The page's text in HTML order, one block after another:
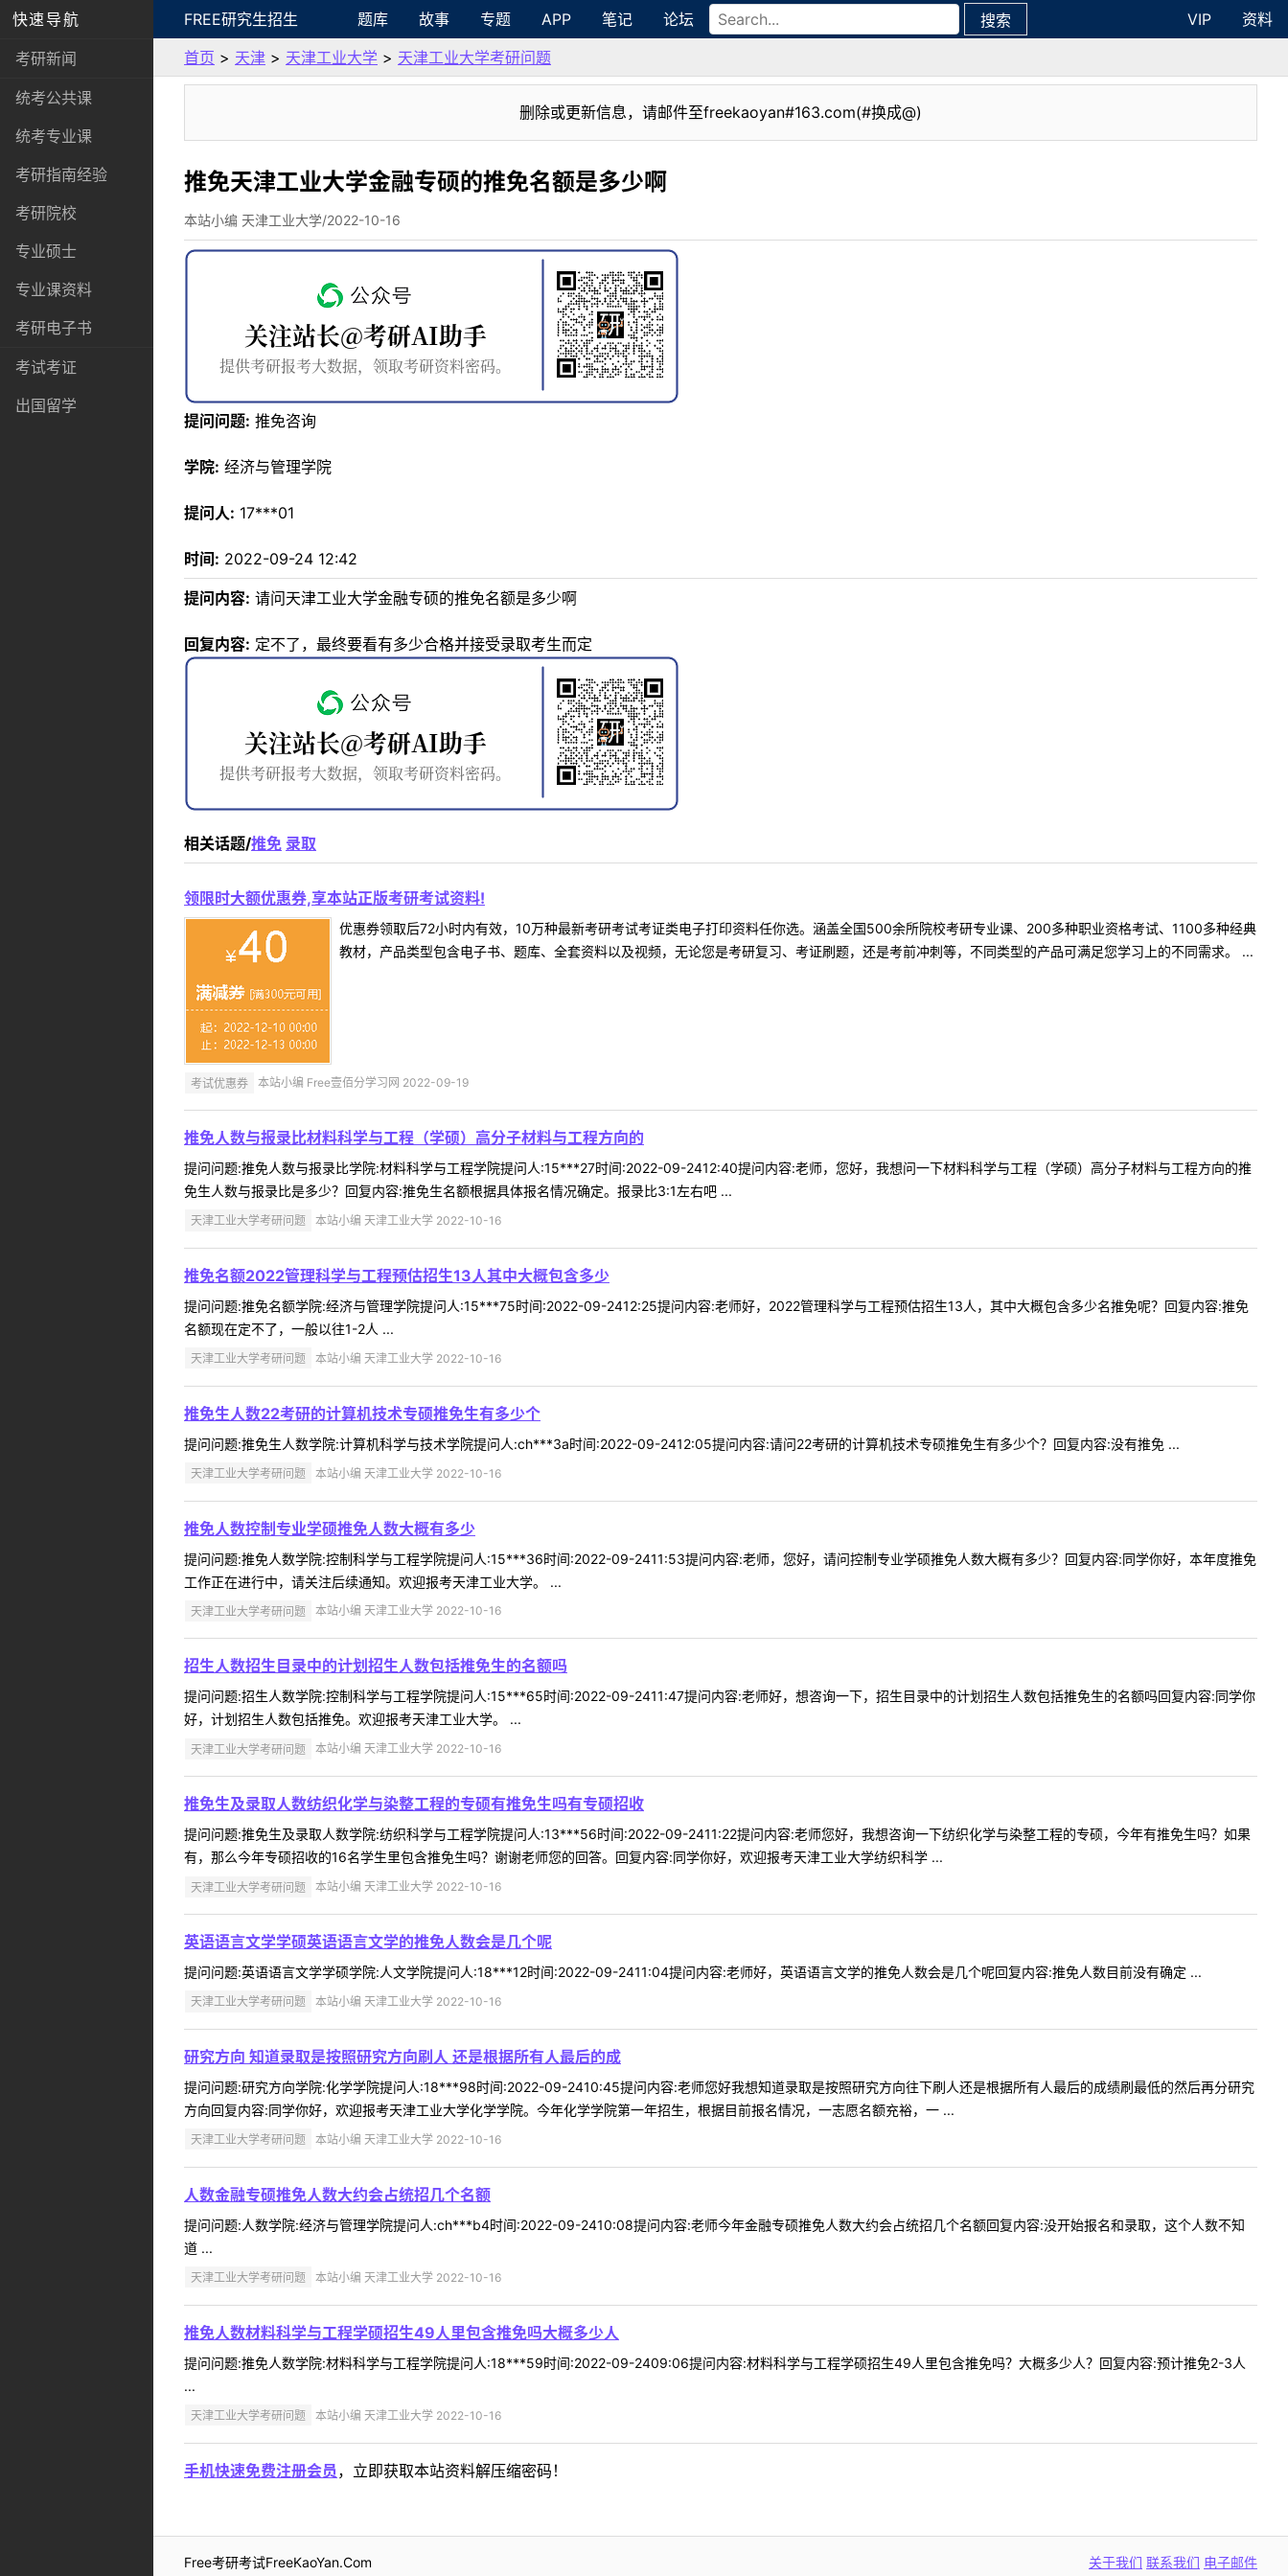
快速导航
考研新闻
统考公共课
统考专业课
考研指南经验
考研院校
专业硕士
专业课资料
考研电子书
考试考证
出国留学
FREE研究生招生 题库 故事 专题 APP 笔记 论坛 搜索 VIP
资料
首页 > 天津 > 天津工业大学 > 天津工业大学考研问题
删除或更新信息，请邮件至freekaoyan#163.com(#换成@)
推免天津工业大学金融专硕的推免名额是多少啊
本站小编 天津工业大学/2022-10-16
提问问题: 推免咨询
学院: 经济与管理学院
提问人: 17***01
时间: 2022-09-24 12:42
提问内容: 请问天津工业大学金融专硕的推免名额是多少啊
回复内容: 定不了，最终要看有多少合格并接受录取考生而定
相关话题/推免 录取
领限时大额优惠券,享本站正版考研考试资料!
优惠券领取后72小时内有效，10万种最新考研考试考证类电子打印资料任你选。涵盖全国500余所院校考研专业课、200多种职业资格考试、1100多种经典
教材，产品类型包含电子书、题库、全套资料以及视频，无论您是考研复习、考证刷题，还是考前冲刺等，不同类型的产品可满足您学习上的不同需求。 ...
考试优惠券 本站小编 Free壹佰分学习网 2022-09-19
推免人数与报录比材料科学与工程（学硕）高分子材料与工程方向的
提问问题:推免人数与报录比学院:材料科学与工程学院提问人:15***27时间:2022-09-2412:40提问内容:老师，您好，我想问一下材料科学与工程（学硕）高分子材料与工程方向的推
免生人数与报录比是多少？回复内容:推免生名额根据具体报名情况确定。报录比3:1左右吧 ...
天津工业大学考研问题 本站小编 天津工业大学 2022-10-16
推免名额2022管理科学与工程预估招生13人其中大概包含多少
提问问题:推免名额学院:经济与管理学院提问人:15***75时间:2022-09-2412:25提问内容:老师好，2022管理科学与工程预估招生13人，其中大概包含多少名推免呢？回复内容:推免
名额现在定不了，一般以往1-2人 ...
天津工业大学考研问题 本站小编 天津工业大学 2022-10-16
推免生人数22考研的计算机技术专硕推免生有多少个
提问问题:推免生人数学院:计算机科学与技术学院提问人:ch***3a时间:2022-09-2412:05提问内容:请问22考研的计算机技术专硕推免生有多少个？回复内容:没有推免 ...
天津工业大学考研问题 本站小编 天津工业大学 2022-10-16
推免人数控制专业学硕推免人数大概有多少
提问问题:推免人数学院:控制科学与工程学院提问人:15***36时间:2022-09-2411:53提问内容:老师，您好，请问控制专业学硕推免人数大概有多少？回复内容:同学你好，本年度推免
工作正在进行中，请关注后续通知。欢迎报考天津工业大学。 ...
天津工业大学考研问题 本站小编 天津工业大学 2022-10-16
招生人数招生目录中的计划招生人数包括推免生的名额吗
提问问题:招生人数学院:控制科学与工程学院提问人:15***65时间:2022-09-2411:47提问内容:老师好，想咨询一下，招生目录中的计划招生人数包括推免生的名额吗回复内容:同学你
好，计划招生人数包括推免。欢迎报考天津工业大学。 ...
天津工业大学考研问题 本站小编 天津工业大学 2022-10-16
推免生及录取人数纺织化学与染整工程的专硕有推免生吗有专硕招收
提问问题:推免生及录取人数学院:纺织科学与工程学院提问人:13***56时间:2022-09-2411:22提问内容:老师您好，我想咨询一下纺织化学与染整工程的专硕，今年有推免生吗？如果
有，那么今年专硕招收的16名学生里包含推免生吗？谢谢老师您的回答。回复内容:同学你好，欢迎报考天津工业大学纺织科学 ...
天津工业大学考研问题 本站小编 天津工业大学 2022-10-16
英语语言文学学硕英语语言文学的推免人数会是几个呢
提问问题:英语语言文学学硕学院:人文学院提问人:18***12时间:2022-09-2411:04提问内容:老师好，英语语言文学的推免人数会是几个呢回复内容:推免人数目前没有确定 ...
天津工业大学考研问题 本站小编 天津工业大学 2022-10-16
研究方向 知道录取是按照研究方向刷人 还是根据所有人最后的成
提问问题:研究方向学院:化学学院提问人:18***98时间:2022-09-2410:45提问内容:老师您好我想知道录取是按照研究方向往下刷人还是根据所有人最后的成绩刷最低的然后再分研究
方向回复内容:同学你好，欢迎报考天津工业大学化学学院。今年化学学院第一年招生，根据目前报名情况，一志愿名额充裕，一 ...
天津工业大学考研问题 本站小编 天津工业大学 2022-10-16
人数金融专硕推免人数大约会占统招几个名额
提问问题:人数学院:经济与管理学院提问人:ch***b4时间:2022-09-2410:08提问内容:老师今年金融专硕推免人数大约会占统招几个名额回复内容:没开始报名和录取，这个人数不知
道 ...
天津工业大学考研问题 本站小编 天津工业大学 2022-10-16
推免人数材料科学与工程学硕招生49人里包含推免吗大概多少人
提问问题:推免人数学院:材料科学与工程学院提问人:18***59时间:2022-09-2409:06提问内容:材料科学与工程学硕招生49人里包含推免吗？大概多少人？回复内容:预计推免2-3人
...
天津工业大学考研问题 本站小编 天津工业大学 2022-10-16
手机快速免费注册会员 ，立即获取本站资料解压缩密码！
Free考研考试FreeKaoYan.Com
关于我们 联系我们 电子邮件